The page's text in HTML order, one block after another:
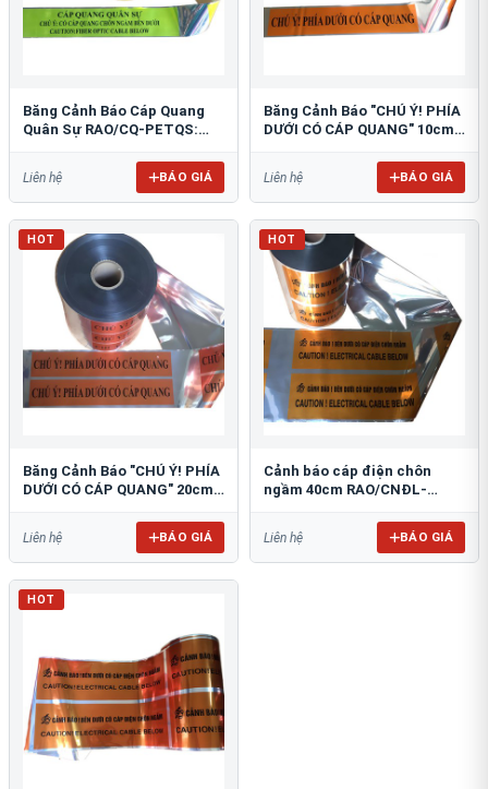
Băng Cảnh Báo Cáp Quang
Quân Sự RAO/CQ-PETQS:
Liên hệ BÁO GIÁ
Băng Cảnh Báo "CHÚ Ý! PHÍA
DƯỚI CÓ CÁP QUANG" 10cm:
Liên hệ BÁO GIÁ
HOT
Băng Cảnh Báo "CHÚ Ý! PHÍA
DƯỚI CÓ CÁP QUANG" 20cm
Liên hệ BÁO GIÁ
HOT
Cảnh báo cáp điện chôn
ngầm 40cm RAO/CNĐL-
Liên hệ BÁO GIÁ
HOT